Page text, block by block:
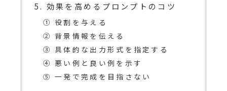
5. 効果を高めるプロンプトのコツ
① 役割を与える
② 背景情報を伝える
③ 具体的な出力形式を指定する
④ 悪い例と良い例を示す
⑤ 一発で完成を目指さない